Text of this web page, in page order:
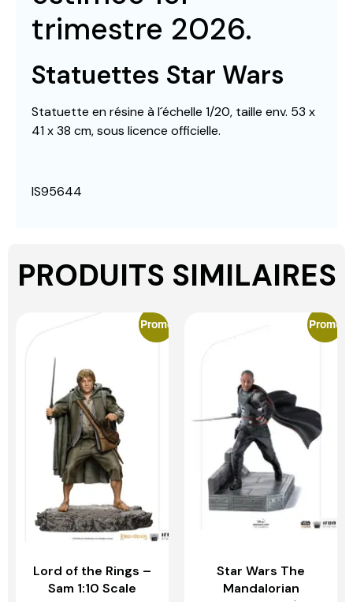
trimestre 2026.
Statuettes Star Wars
Statuette en résine à l´échelle 1/20, taille env. 53 x
41 x 38 cm, sous licence officielle.
IS95644
PRODUITS SIMILAIRES
Promo
Lord of the Rings –
Sam 1:10 Scale
Promo
Star Wars The
Mandalorian